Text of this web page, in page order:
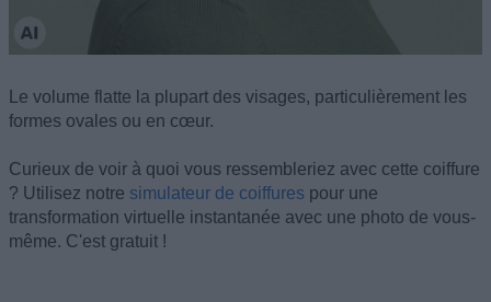
Le volume flatte la plupart des visages, particulièrement les
formes ovales ou en cœur.
Curieux de voir à quoi vous ressembleriez avec cette coiffure
? Utilisez notre simulateur de coiffures pour une
transformation virtuelle instantanée avec une photo de vous-
même. C'est gratuit !